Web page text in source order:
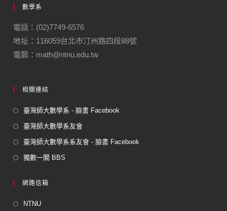
數學系
電話：(02)7749-6576
地址：116059台北市汀州路四段88號
電郵：math@ntnu.edu.tw
相關連結
臺灣師大數學系 - 臉書 Facebook
臺灣師大數學系友會
臺灣師大數學系系友會 - 臉書 Facebook
獨數一閣 BBS
網路信箱
NTNU